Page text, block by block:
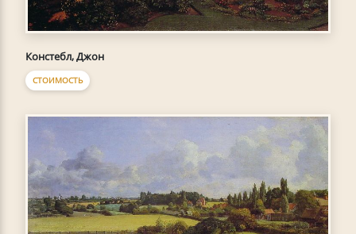
Констебл, Джон
СТОИМОСТЬ